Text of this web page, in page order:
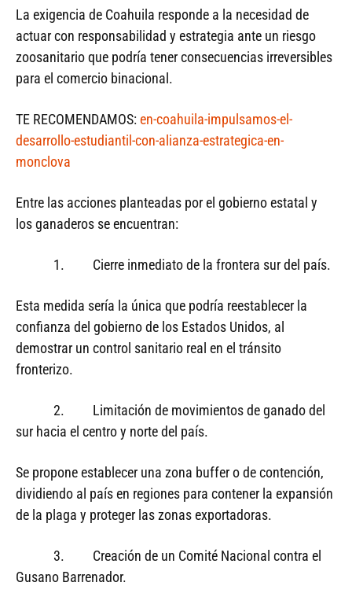
La exigencia de Coahuila responde a la necesidad de
actuar con responsabilidad y estrategia ante un riesgo
zoosanitario que podría tener consecuencias irreversibles
para el comercio binacional.
TE RECOMENDAMOS: en-coahuila-impulsamos-el-
desarrollo-estudiantil-con-alianza-estrategica-en-
monclova
Entre las acciones planteadas por el gobierno estatal y
los ganaderos se encuentran:
1. Cierre inmediato de la frontera sur del país.
Esta medida sería la única que podría reestablecer la
confianza del gobierno de los Estados Unidos, al
demostrar un control sanitario real en el tránsito
fronterizo.
2. Limitación de movimientos de ganado del
sur hacia el centro y norte del país.
Se propone establecer una zona buffer o de contención,
dividiendo al país en regiones para contener la expansión
de la plaga y proteger las zonas exportadoras.
3. Creación de un Comité Nacional contra el
Gusano Barrenador.